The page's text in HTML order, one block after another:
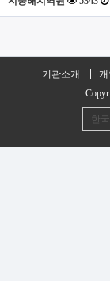
기관소개 개